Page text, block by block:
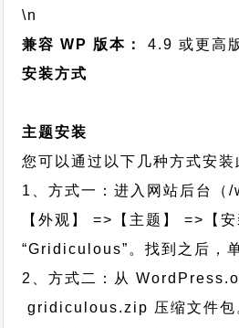
\n
兼容 WP 版本：
4.9 或更高
安装方式
主题安装
您可以通过以下几种方式安装
1、方式一：进入网站后台（
【外观】 =>【主题】 =>【
“Gridiculous”。找到之后，
2、方式二：从
gridiculous.zip 压缩文件包